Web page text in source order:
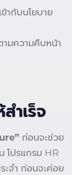
ข้ากับนโยบาย
มความคืบหน้า
สำเร็จ
ก่อนจะช่วย
โปรแกรม HR
ะจำ ก่อนจะค่อย